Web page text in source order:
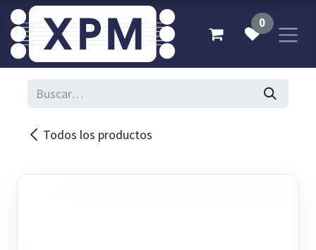
Ir al contenido
0
Todos los productos